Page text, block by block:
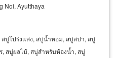
Noi, Ayutthaya
บู่โปร่งแสง, สบู่น้ำหอม, สบู่สปา, สบู่
สบู่ผลไม้, สบู่สำหรับห้องน้ำ, สบู่